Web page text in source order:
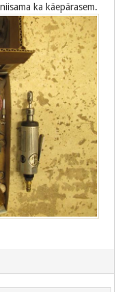
ka käepärasem.